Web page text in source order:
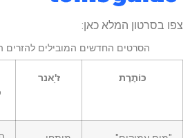
צפו בסרטון המלא כאן:
הסרטים החדשים המובילים להזרים השבוע
כּוֹתֶרֶת ז'ָאנר